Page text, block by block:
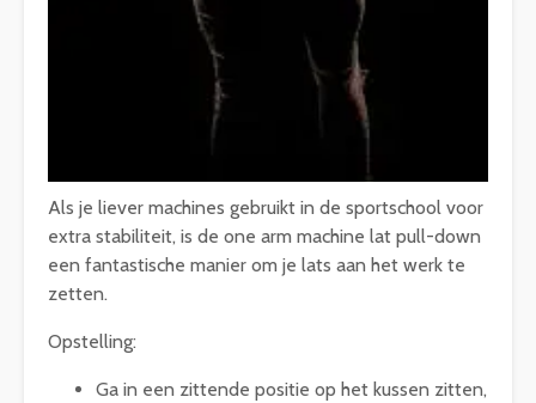
Als je liever machines gebruikt in de sportschool voor
extra stabiliteit, is de one arm machine lat pull-down
een fantastische manier om je lats aan het werk te
zetten.
Opstelling:
Ga in een zittende positie op het kussen zitten,